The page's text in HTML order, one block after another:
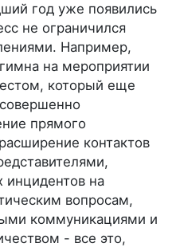
год уже появились
не ограничился
Например,
на мероприятии
который еще
прямого
контактов
инцидентов на
вопросам,
коммуникациями и
- все это,